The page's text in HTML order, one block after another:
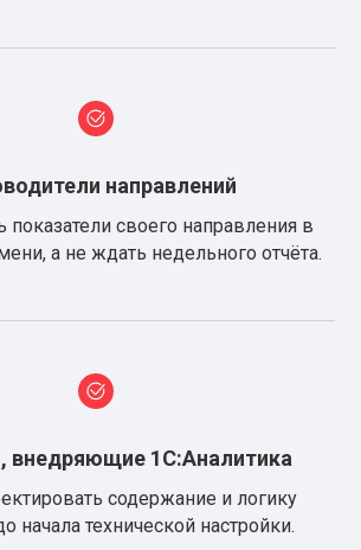
направлений
показатели своего направления в
а не ждать недельного отчёта.
внедряющие 1С:Аналитика
содержание и логику
начала технической настройки.